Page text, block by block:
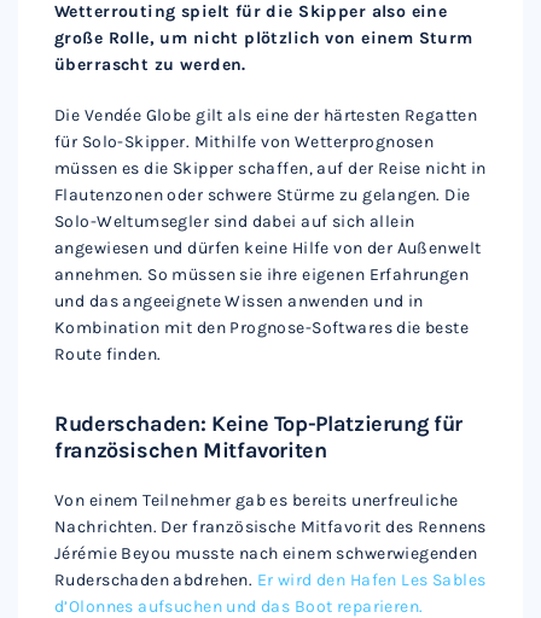
Wetterrouting spielt für die Skipper also eine
große Rolle, um nicht plötzlich von einem Sturm
überrascht zu werden.
Die Vendée Globe gilt als eine der härtesten Regatten
für Solo-Skipper. Mithilfe von Wetterprognosen
müssen es die Skipper schaffen, auf der Reise nicht in
Flautenzonen oder schwere Stürme zu gelangen. Die
Solo-Weltumsegler sind dabei auf sich allein
angewiesen und dürfen keine Hilfe von der Außenwelt
annehmen. So müssen sie ihre eigenen Erfahrungen
und das angeeignete Wissen anwenden und in
Kombination mit den Prognose-Softwares die beste
Route finden.
Ruderschaden: Keine Top-Platzierung für
französischen Mitfavoriten
Von einem Teilnehmer gab es bereits unerfreuliche
Nachrichten. Der französische Mitfavorit des Rennens
Jérémie Beyou musste nach einem schwerwiegenden
Ruderschaden abdrehen. Er wird den Hafen Les Sables
d’Olonnes aufsuchen und das Boot reparieren.